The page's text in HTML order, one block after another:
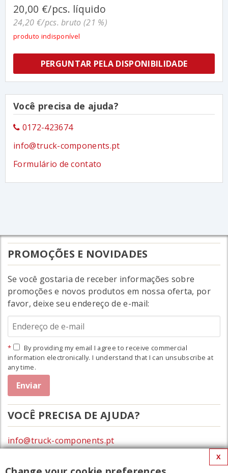
20,00 €/pcs. líquido
24,20 €/pcs. bruto (21 %)
produto indisponível
PERGUNTAR PELA DISPONIBILIDADE
Você precisa de ajuda?
0172-423674
info@truck-components.pt
Formulário de contato
PROMOÇÕES E NOVIDADES
Se você gostaria de receber informações sobre
promoções e novos produtos em nossa oferta, por
favor, deixe seu endereço de e-mail:
By providing my email I agree to receive commercial
information electronically. I understand that I can unsubscribe at
any time.
VOCÊ PRECISA DE AJUDA?
info@truck-components.pt
X